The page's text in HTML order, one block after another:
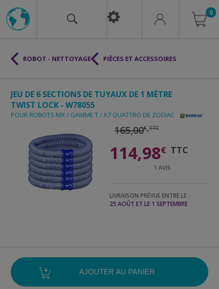
0
JEU DE 6 SECTIONS DE TUYAUX DE 1 MÈTRE
TWIST LOCK - W78055
POUR ROBOTS MX / GAMME T / X7 QUATTRO DE ZODIAC
165,00€ TTC
114,98€ TTC
1AVIS
LIVRAISON PRÉVUE ENTRE LE :
25 AOÛT ET LE 1 SEPTEMBRE
ROBOT - NETTOYAGE PIÈCES ET ACCESSOIRES